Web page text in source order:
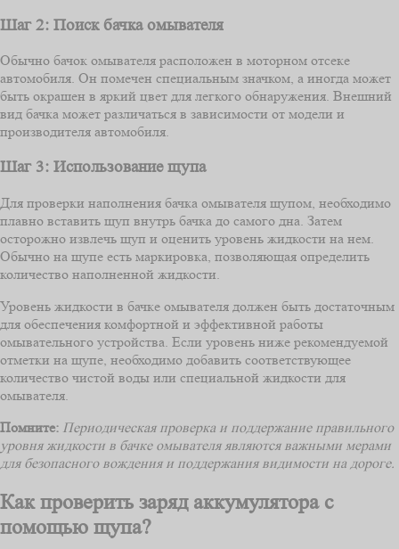
Шаг 2: Поиск бачка омывателя
Обычно бачок омывателя расположен в моторном отсеке
автомобиля. Он помечен специальным значком, а иногда может
быть окрашен в яркий цвет для легкого обнаружения. Внешний
вид бачка может различаться в зависимости от модели и
производителя автомобиля.
Шаг 3: Использование щупа
Для проверки наполнения бачка омывателя щупом, необходимо
плавно вставить щуп внутрь бачка до самого дна. Затем
осторожно извлечь щуп и оценить уровень жидкости на нем.
Обычно на щупе есть маркировка, позволяющая определить
количество наполненной жидкости.
Уровень жидкости в бачке омывателя должен быть достаточным
для обеспечения комфортной и эффективной работы
омывательного устройства. Если уровень ниже рекомендуемой
отметки на щупе, необходимо добавить соответствующее
количество чистой воды или специальной жидкости для
омывателя.
Помните: Периодическая проверка и поддержание правильного
уровня жидкости в бачке омывателя являются важными мерами
для безопасного вождения и поддержания видимости на дороге.
Как проверить заряд аккумулятора с
помощью щупа?